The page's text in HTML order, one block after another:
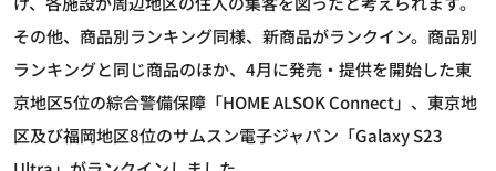
その他、商品別ランキング同様、新商品がランクイン。商品別
ランキングと同じ商品のほか、4月に発売・提供を開始した東
京地区5位の綜合警備保障「HOME ALSOK Connect」、東京地
区及び福岡地区8位のサムスン電子ジャパン「Galaxy S23